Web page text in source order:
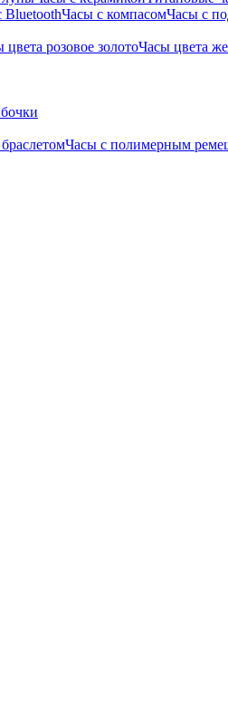
BluetoothЧасы с компасомЧасы с
цвета розовое золотоЧасы цвета
Часы с полимерным